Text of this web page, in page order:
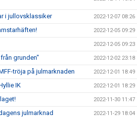
i jullovsklassiker 2022-12-07 08:26
2022-12-05 09:29
2022-12-05 09:23
grunden" 2022-12-02 23:18
tröja på julmarknaden 2022-12-01 18:49
IK 2022-12-01 18:29
2022-11-30 11:47
julmarknad 2022-11-29 18:04